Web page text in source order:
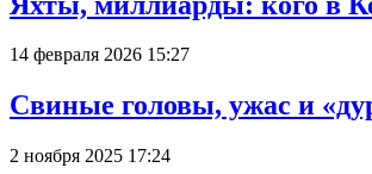
14 февраля 2026 15:27
Свиные головы, ужас и
2 ноября 2025 17:24